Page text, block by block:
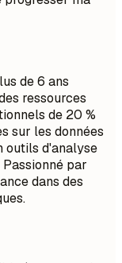
de 6 ans
ressources
de 20 %
sur les données
outils d'analyse
Passionné par
dans des